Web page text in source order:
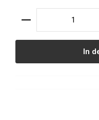
Produkt Anzahl:
In